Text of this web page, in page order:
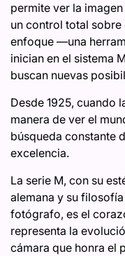
permite ver la
un control total
enfoque —una
inician en el sistema
buscan nuevas
Desde 1925, cuando
manera de ver el
búsqueda constante
excelencia.
La serie M, con su
alemana y su
fotógrafo, es el
representa la
cámara que honra el